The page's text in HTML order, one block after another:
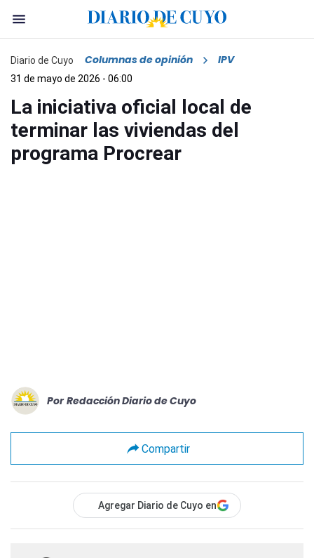
Diario de Cuyo Columnas de opinión IPV
31 de mayo de 2026 - 06:00
La iniciativa oficial local de
terminar las viviendas del
programa Procrear
Por Redacción Diario de Cuyo
Compartir
Agregar Diario de Cuyo en